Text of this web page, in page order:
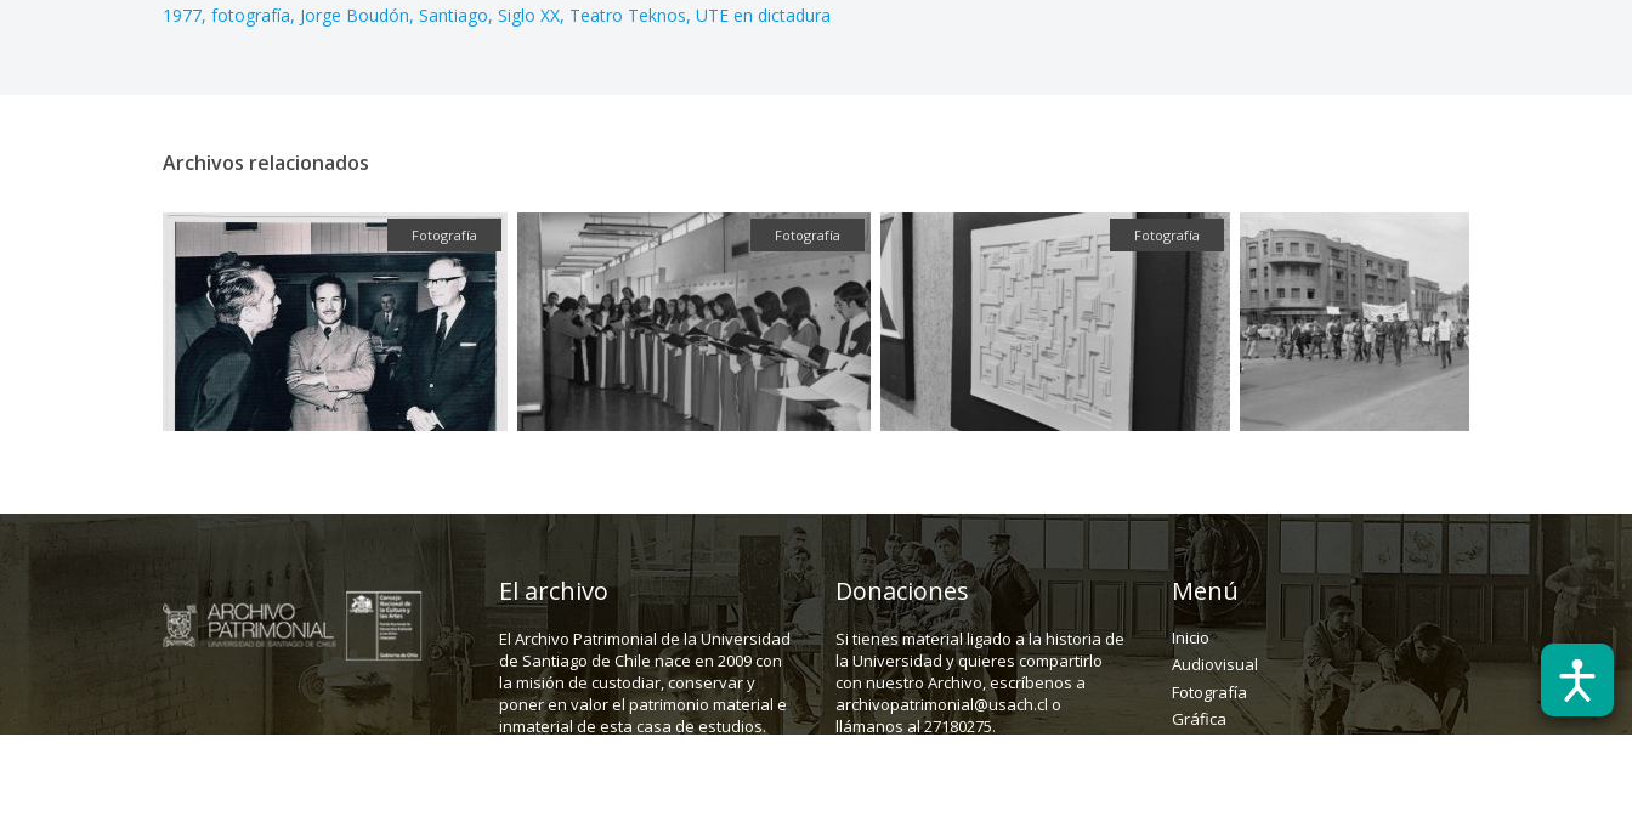
1977 fotografía Jorge Boudón Santiago Siglo XX Teatro Teknos UTE en dictadura
Archivos relacionados
Fotografía Fotografía Fotografía
El archivo
El Archivo Patrimonial de la Universidad
de Santiago de Chile nace en 2009 con
la misión de custodiar, conservar y
poner en valor el patrimonio material e
inmaterial de esta casa de estudios.
Donaciones
Si tienes material ligado a la historia de
la Universidad y quieres compartirlo
con nuestro Archivo, escríbenos a
archivopatrimonial@usach.cl o
llámanos al 27180275.
Menú
Inicio
Audiovisual
Fotografía
Gráfica